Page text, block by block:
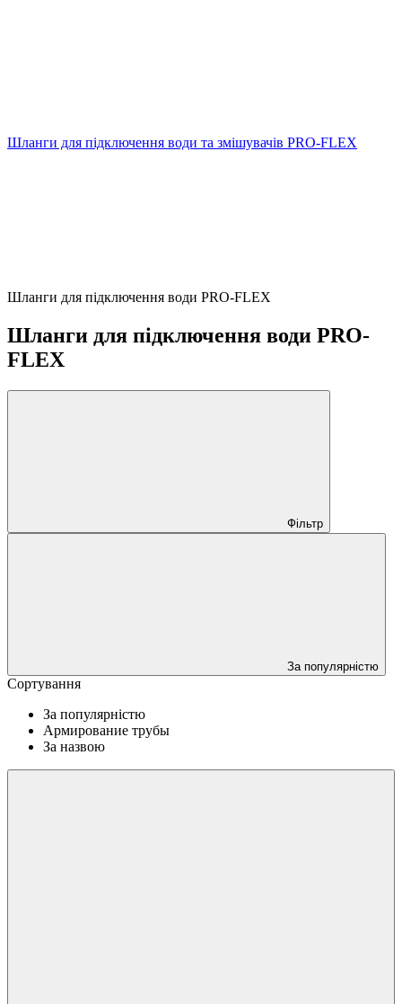
Шланги для підключення води та змішувачів PRO-FLEX
Шланги для підключення води PRO-FLEX
Шланги для підключення води PRO-
FLEX
Фільтр
За популярністю
Сортування
За популярністю
Армирование трубы
За назвою